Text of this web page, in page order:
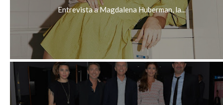
Entrevista a Magdalena Huberman, la...